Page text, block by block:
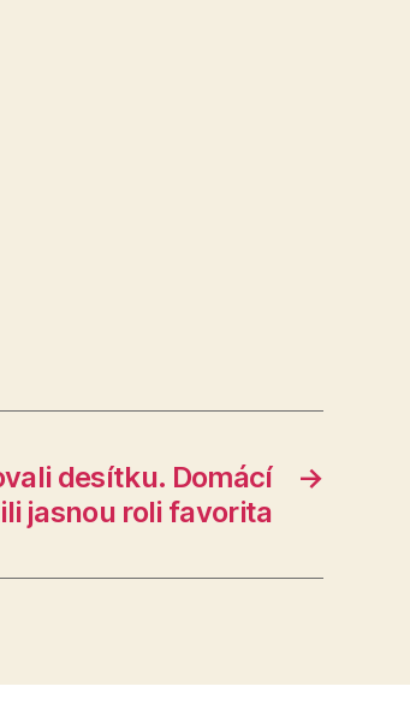
→
desítku. Domácí
jasnou roli favorita